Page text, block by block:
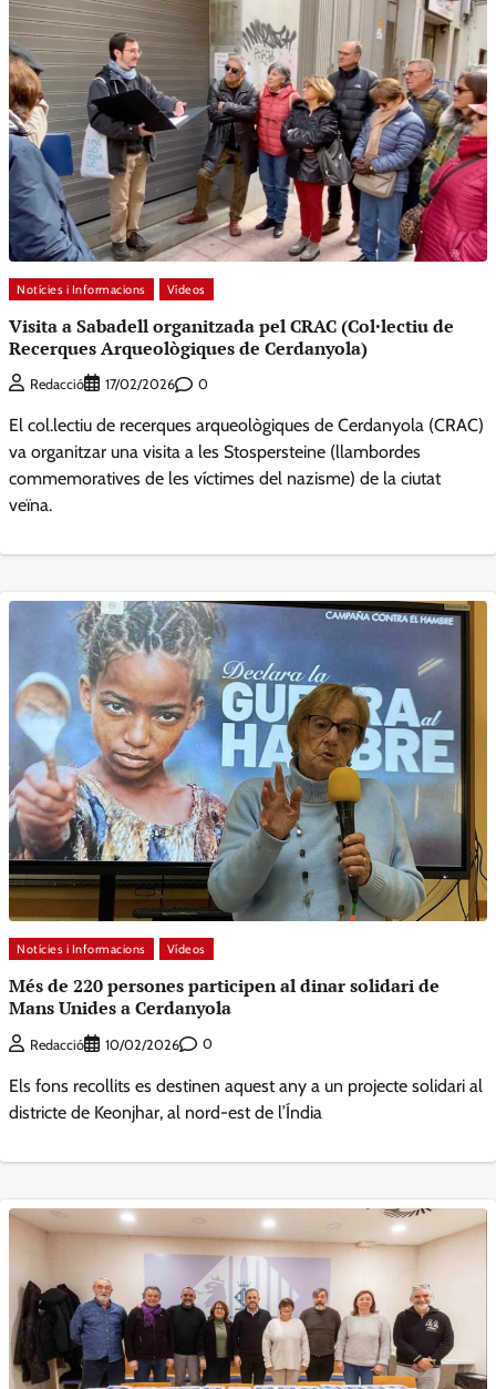
Notícies i Informacions Vídeos
Visita a Sabadell organitzada pel CRAC (Col·lectiu de
Recerques Arqueològiques de Cerdanyola)
Redacció 17/02/2026 0
El col.lectiu de recerques arqueològiques de Cerdanyola (CRAC)
va organitzar una visita a les Stospersteine (llambordes
commemoratives de les víctimes del nazisme) de la ciutat
veïna.
Notícies i Informacions Vídeos
Més de 220 persones participen al dinar solidari de
Mans Unides a Cerdanyola
Redacció 10/02/2026 0
Els fons recollits es destinen aquest any a un projecte solidari al
districte de Keonjhar, al nord-est de l’Índia